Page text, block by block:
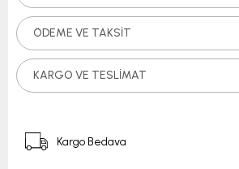
ÖDEME VE TAKSIT
KARGO VE TESLIMAT
Kargo Bedava